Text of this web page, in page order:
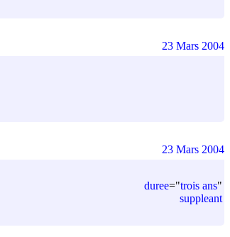
23 Mars 2004
duree="trois ans"
suppleant
23 Mars 2004